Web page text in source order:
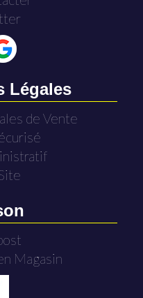
Légales
de Vente
Magasin